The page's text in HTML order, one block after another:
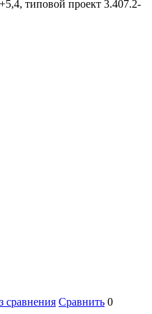
типовой проект 3.407.2-
сравнения Сравнить 0